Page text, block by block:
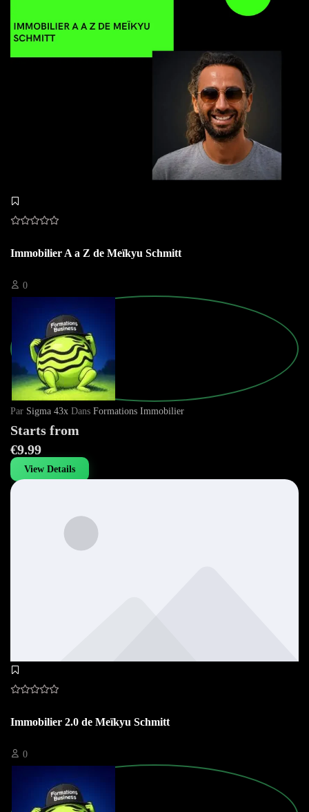
Immobilier A a Z de Meïkyu Schmitt
0
Par Sigma 43x Dans Formations Immobilier
Starts from
€9.99
View Details
Immobilier 2.0 de Meïkyu Schmitt
0